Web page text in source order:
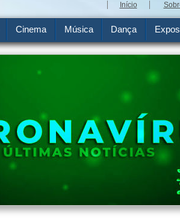
Início
Cinema Música Dança